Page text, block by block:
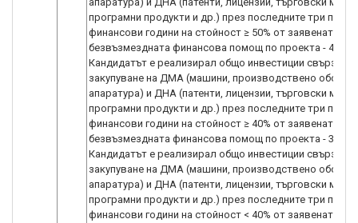
програмни продукти и др.) през последните три
финансови години на стойност ≥ 50% от заявената
безвъзмездната финансова помощ по проекта - 4
Кандидатът е реализирал общо инвестиции свързани
закупуване на ДМА (машини, производствено
апаратура) и ДНА (патенти, лицензии, търговски
програмни продукти и др.) през последните три
финансови години на стойност ≥ 40% от заявената
безвъзмездната финансова помощ по проекта - 3
Кандидатът е реализирал общо инвестиции свързани
закупуване на ДМА (машини, производствено
апаратура) и ДНА (патенти, лицензии, търговски
програмни продукти и др.) през последните три
финансови години на стойност < 40% от заявената